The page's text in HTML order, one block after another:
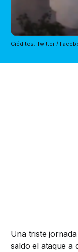
Créditos: Twitter /
Una triste
saldo el ataque a